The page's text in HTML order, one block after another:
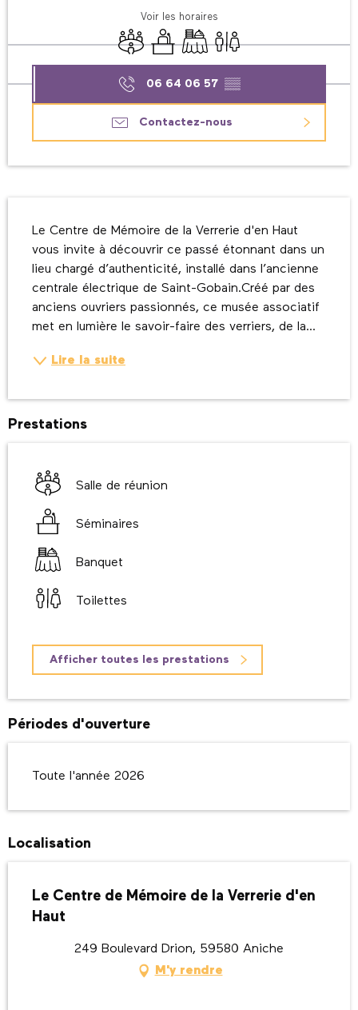
Voir les horaires
Salle de réunion
Séminaires
BanquetToilettes
06 64 06 57 ▒▒
Contactez-nous
Le Centre de Mémoire de la Verrerie d'en Haut
vous invite à découvrir ce passé étonnant dans un
lieu chargé d’authenticité, installé dans l’ancienne
centrale électrique de Saint-Gobain.Créé par des
anciens ouvriers passionnés, ce musée associatif
met en lumière le savoir-faire des verriers, de la...
Lire la suite
Prestations
Salle de réunion
Séminaires
Banquet
Toilettes
Afficher toutes les prestations
Périodes d'ouverture
Toute l'année 2026
Localisation
Le Centre de Mémoire de la Verrerie d'en
Haut
249 Boulevard Drion, 59580 Aniche
M'y rendre